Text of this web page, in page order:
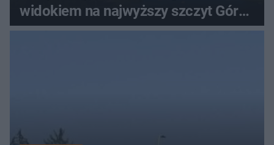
widokiem na najwyższy szczyt Gór
Świętokrzyskich